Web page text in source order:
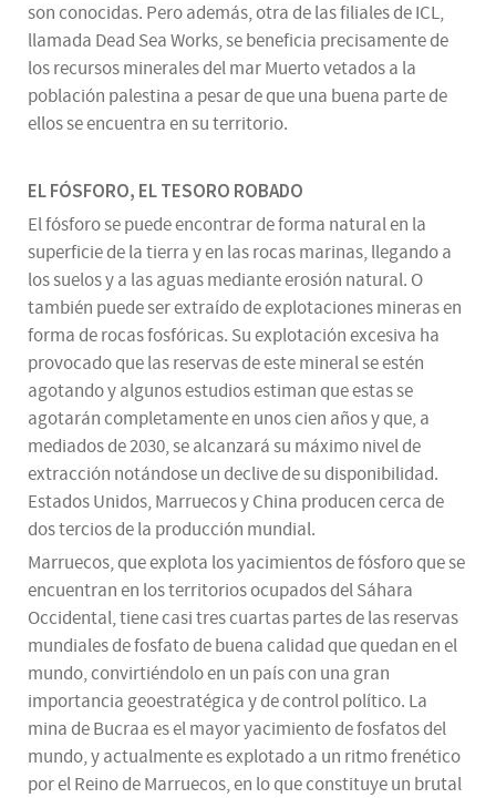
son conocidas. Pero además, otra de las filiales de ICL,
llamada Dead Sea Works, se beneficia precisamente de
los recursos minerales del mar Muerto vetados a la
población palestina a pesar de que una buena parte de
ellos se encuentra en su territorio.
EL FÓSFORO, EL TESORO ROBADO
El fósforo se puede encontrar de forma natural en la
superficie de la tierra y en las rocas marinas, llegando a
los suelos y a las aguas mediante erosión natural. O
también puede ser extraído de explotaciones mineras en
forma de rocas fosfóricas. Su explotación excesiva ha
provocado que las reservas de este mineral se estén
agotando y algunos estudios estiman que estas se
agotarán completamente en unos cien años y que, a
mediados de 2030, se alcanzará su máximo nivel de
extracción notándose un declive de su disponibilidad.
Estados Unidos, Marruecos y China producen cerca de
dos tercios de la producción mundial.
Marruecos, que explota los yacimientos de fósforo que se
encuentran en los territorios ocupados del Sáhara
Occidental, tiene casi tres cuartas partes de las reservas
mundiales de fosfato de buena calidad que quedan en el
mundo, convirtiéndolo en un país con una gran
importancia geoestratégica y de control político. La
mina de Bucraa es el mayor yacimiento de fosfatos del
mundo, y actualmente es explotado a un ritmo frenético
por el Reino de Marruecos, en lo que constituye un brutal